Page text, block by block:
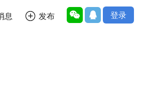
息 发布   登录